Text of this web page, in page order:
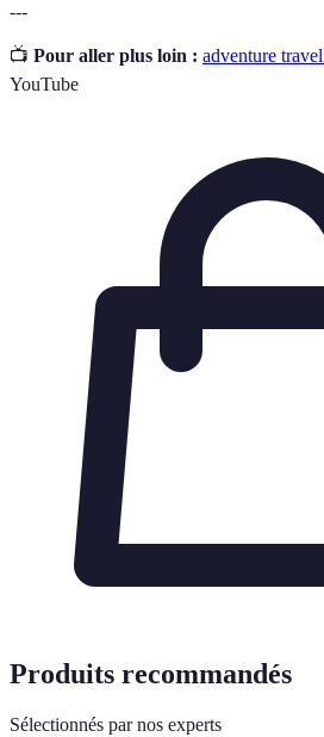
---
📺 Pour aller plus loin : adventure
YouTube
Produits recommandés
Sélectionnés par nos experts